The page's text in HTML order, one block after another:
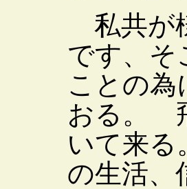
私共が
です、そ
ことの為
おる。
いて来る
の生活、